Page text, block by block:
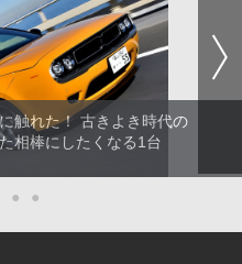
触れた！ 古きよき時代の
相棒にしたくなる1台
● ●